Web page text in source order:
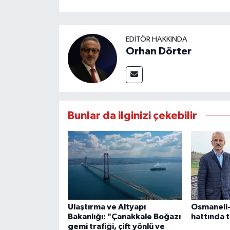
EDITÖR HAKKINDA
Orhan Dörter
Bunlar da ilginizi çekebilir
Ulaştırma ve Altyapı
Bakanlığı: "Çanakkale Boğazı
gemi trafiği, çift yönlü ve
hattında